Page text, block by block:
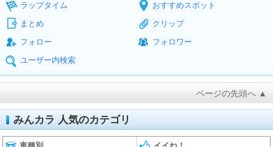
ラップタイム
おすすめスポット
まとめ
クリップ
フォロー
フォロワー
ユーザー内検索
ページの先頭へ ▲
みんカラ 人気のカテゴリ